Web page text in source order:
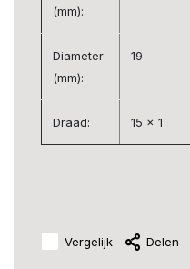
(mm):
Diameter
(mm):
19
Draad: 15 x 1
Vergelijk Delen